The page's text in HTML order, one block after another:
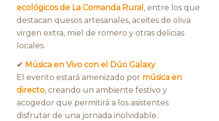
ecológicos de La Comanda Rural , entre los que
destacan quesos artesanales, aceites de oliva
virgen extra, miel de romero y otras delicias
locales.
✔ Música en Vivo con el Dúo Galaxy
El evento estará amenizado por música en
directo, creando un ambiente festivo y
acogedor que permitirá a los asistentes
disfrutar de una jornada inolvidable.